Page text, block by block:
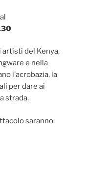
artisti del Kenya,
e nella
l’acrobazia, la
per dare ai
strada.
saranno: